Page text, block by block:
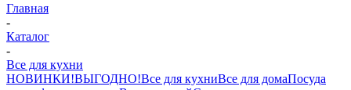
Главная
-
Каталог
-
Все для кухни
НОВИНКИ!ВЫГОДНО!Все для кухниВсе для домаПосуда